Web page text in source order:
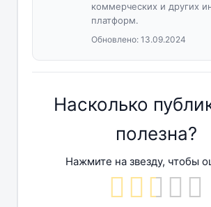
коммерческих и других
платформ.
Обновлено: 13.09.2024
Насколько
полезна?
Нажмите на звезду, чтобы